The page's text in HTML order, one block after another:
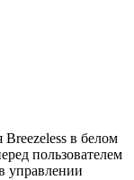
в белом
пользователем
управлении